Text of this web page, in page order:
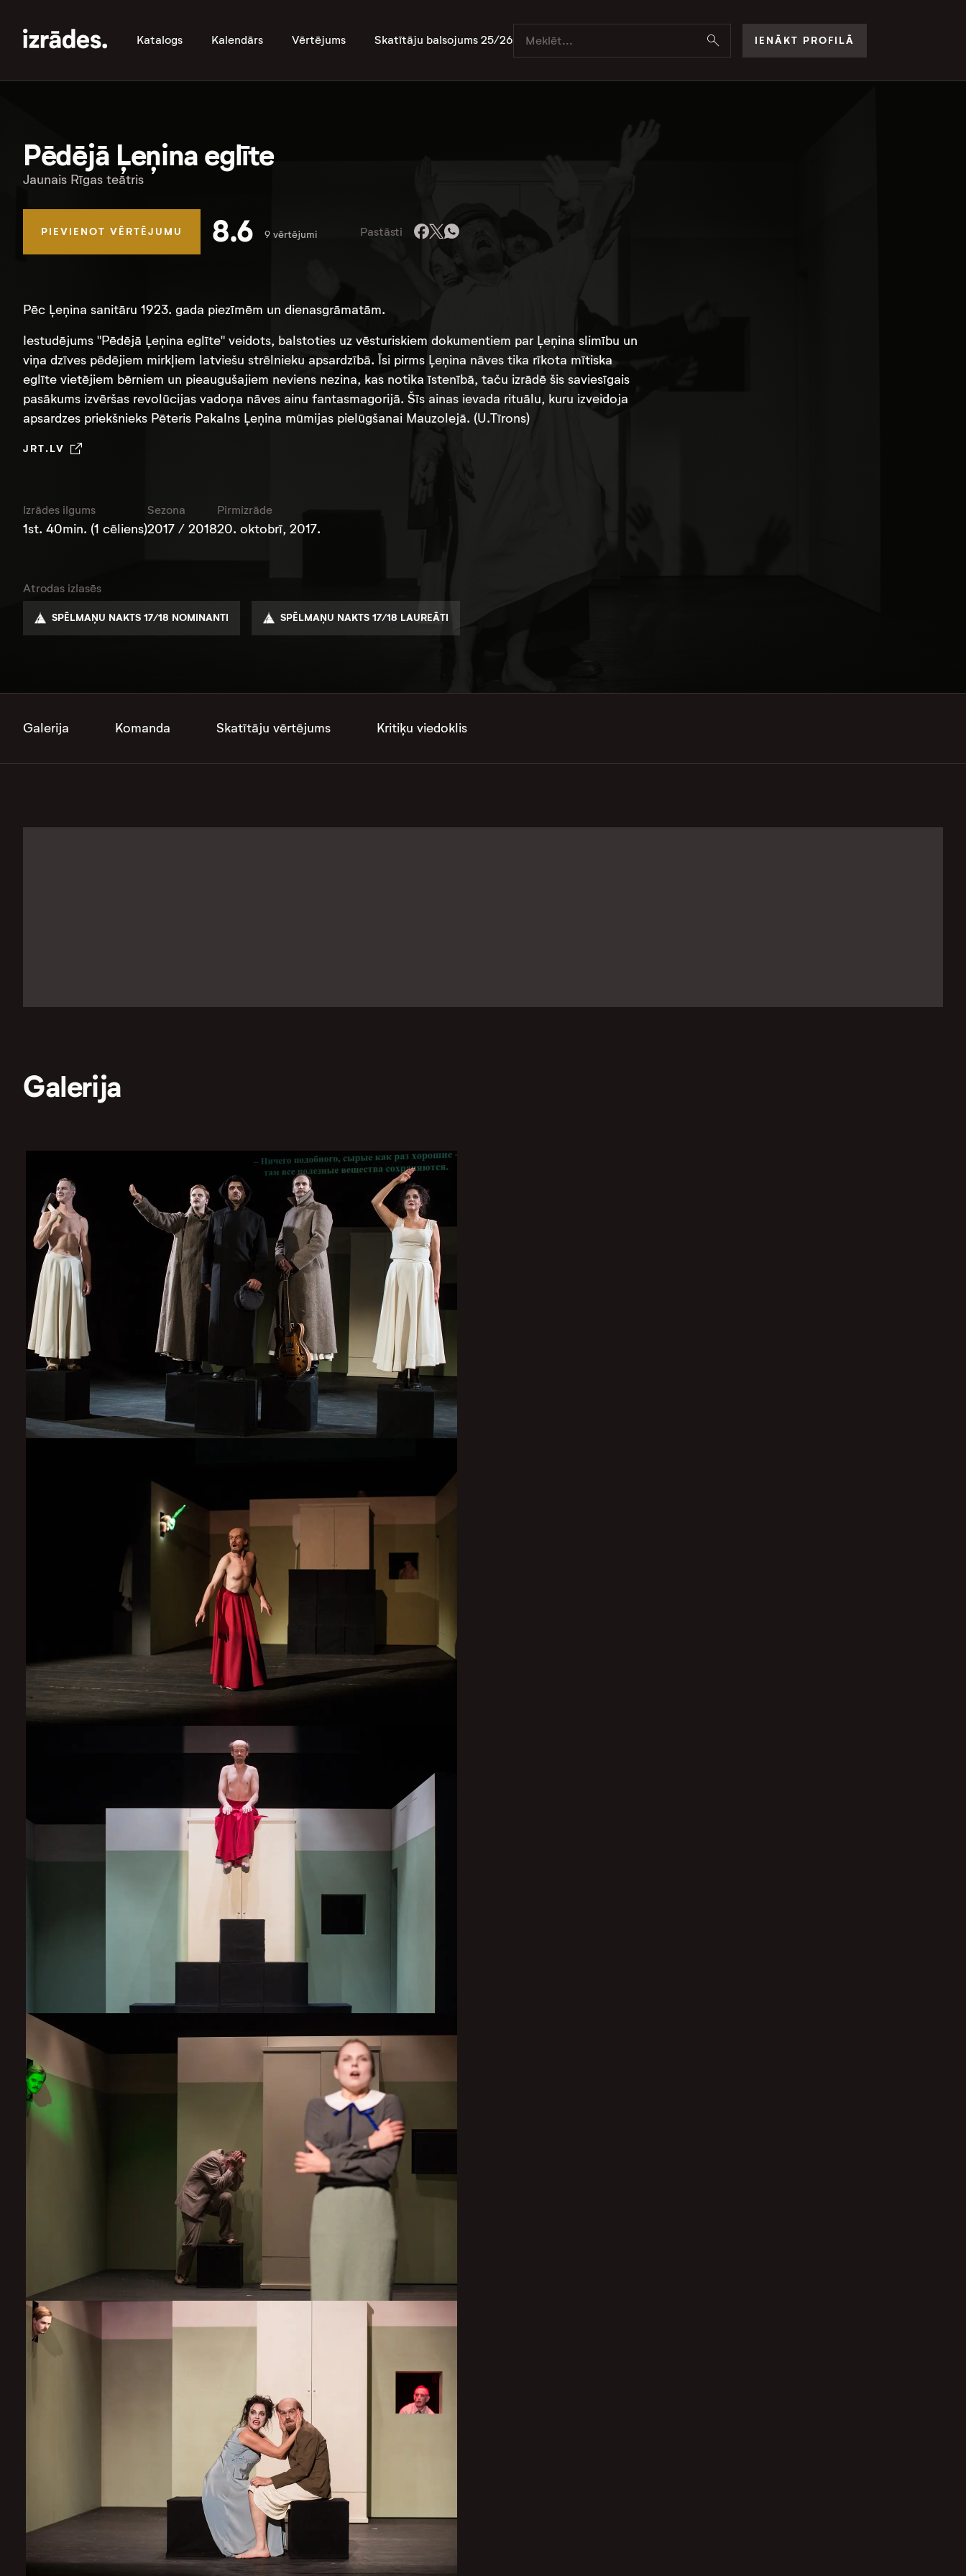
Katalogs Kalendārs Vērtējums Skatītāju balsojums 25/26 IENĀKT PROFILĀ
Pēdējā Ļeņina eglīte
Jaunais Rīgas teātris
PIEVIENOT VĒRTĒJUMU 8.6 9 vērtējumi Pastāsti
Pēc Ļeņina sanitāru 1923. gada piezīmēm un dienasgrāmatām.
Iestudējums "Pēdējā Ļeņina eglīte" veidots, balstoties uz vēsturiskiem dokumentiem par Ļeņina slimību un
viņa dzīves pēdējiem mirkļiem latviešu strēlnieku apsardzībā. Īsi pirms Ļeņina nāves tika rīkota mītiska
eglīte vietējiem bērniem un pieaugušajiem neviens nezina, kas notika īstenībā, taču izrādē šis saviesīgais
pasākums izvēršas revolūcijas vadoņa nāves ainu fantasmagorijā. Šīs ainas ievada rituālu, kuru izveidoja
apsardzes priekšnieks Pēteris Pakalns Ļeņina mūmijas pielūgšanai Mauzolejā. (U.Tīrons)
JRT.LV
Izrādes ilgums
1st. 40min. (1 cēliens)
Sezona
2017 / 2018
Pirmizrāde
20. oktobrī, 2017.
Atrodas izlasēs
SPĒLMAŅU NAKTS 17/18 NOMINANTI SPĒLMAŅU NAKTS 17/18 LAUREĀTI
Galerija Komanda Skatītāju vērtējums Kritiķu viedoklis
Galerija